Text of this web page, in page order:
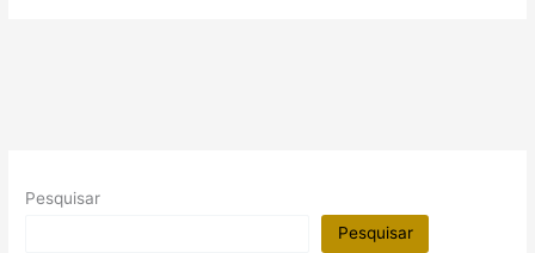
ignorado
Pesquisar
Pesquisar